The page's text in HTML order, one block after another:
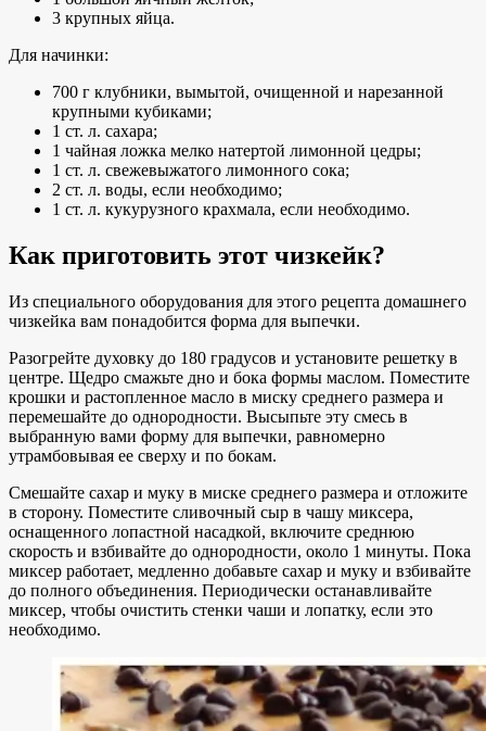
3 крупных яйца.
Для начинки:
700 г клубники, вымытой, очищенной и нарезанной
крупными кубиками;
1 ст. л. сахара;
1 чайная ложка мелко натертой лимонной цедры;
1 ст. л. свежевыжатого лимонного сока;
2 ст. л. воды, если необходимо;
1 ст. л. кукурузного крахмала, если необходимо.
Как приготовить этот чизкейк?
Из специального оборудования для этого рецепта домашнего
чизкейка вам понадобится форма для выпечки.
Разогрейте духовку до 180 градусов и установите решетку в
центре. Щедро смажьте дно и бока формы маслом. Поместите
крошки и растопленное масло в миску среднего размера и
перемешайте до однородности. Высыпьте эту смесь в
выбранную вами форму для выпечки, равномерно
утрамбовывая ее сверху и по бокам.
Смешайте сахар и муку в миске среднего размера и отложите
в сторону. Поместите сливочный сыр в чашу миксера,
оснащенного лопастной насадкой, включите среднюю
скорость и взбивайте до однородности, около 1 минуты. Пока
миксер работает, медленно добавьте сахар и муку и взбивайте
до полного объединения. Периодически останавливайте
миксер, чтобы очистить стенки чаши и лопатку, если это
необходимо.